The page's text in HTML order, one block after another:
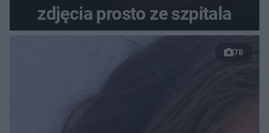
zdjęcia prosto ze szpitala
78